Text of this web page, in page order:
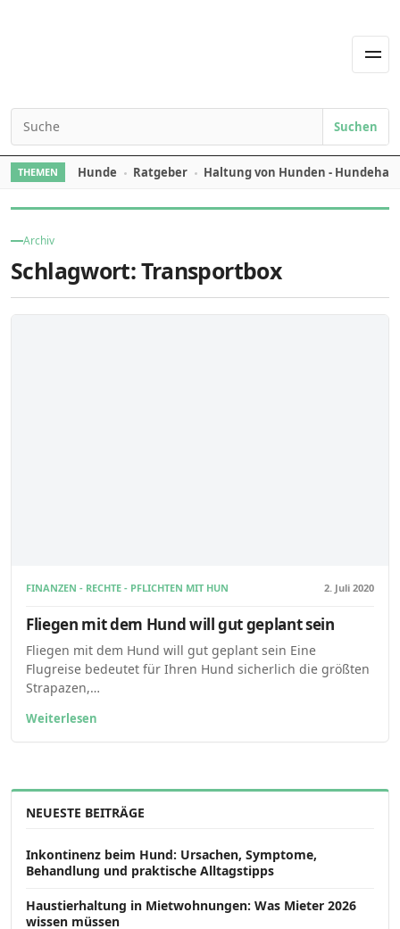
Search for:
Suchen
THEMEN Hunde Ratgeber Haltung von Hunden -
Archiv
Schlagwort:Transportbox
FINANZEN - RECHTE - PFLICHTEN MIT HUNDEN 2. Juli 2020
Fliegen mit dem Hund will gut geplant sein
Fliegen mit dem Hund will gut geplant sein Eine
Flugreise bedeutet für Ihren Hund sicherlich die größten
Strapazen,…
Weiterlesen
NEUESTE BEITRÄGE
Inkontinenz beim Hund: Ursachen, Symptome,
Behandlung und praktische Alltagstipps
Haustierhaltung in Mietwohnungen: Was Mieter 2026
wissen müssen